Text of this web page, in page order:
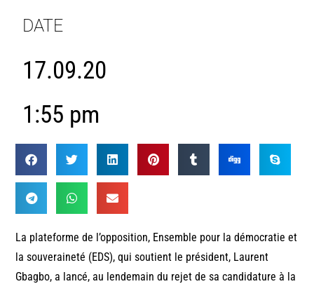
DATE
17.09.20
1:55 pm
La plateforme de l’opposition, Ensemble pour la démocratie et
la souveraineté (EDS), qui soutient le président, Laurent
Gbagbo, a lancé, au lendemain du rejet de sa candidature à la